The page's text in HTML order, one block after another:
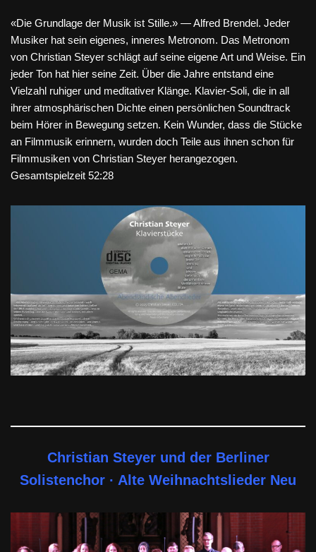
«Die Grundlage der Musik ist Stille.» — Alfred Brendel. Jeder
Musiker hat sein eigenes, inneres Metronom. Das Metronom
von Christian Steyer schlägt auf seine eigene Art und Weise. Ein
jeder Ton hat hier seine Zeit. Über die Jahre entstand eine
Vielzahl ruhiger und meditativer Klänge. Klavier-Soli, die in all
ihrer atmosphärischen Dichte einen persönlichen Soundtrack
beim Hörer in Bewegung setzen. Kein Wunder, dass die Stücke
an Filmmusik erinnern, wurden doch Teile aus ihnen schon für
Filmmusiken von Christian Steyer herangezogen.
Gesamtspielzeit 52:28
Christian Steyer und der Berliner
Solistenchor · Alte Weihnachtslieder Neu